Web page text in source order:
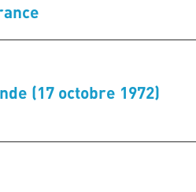
(17 octobre 1972)